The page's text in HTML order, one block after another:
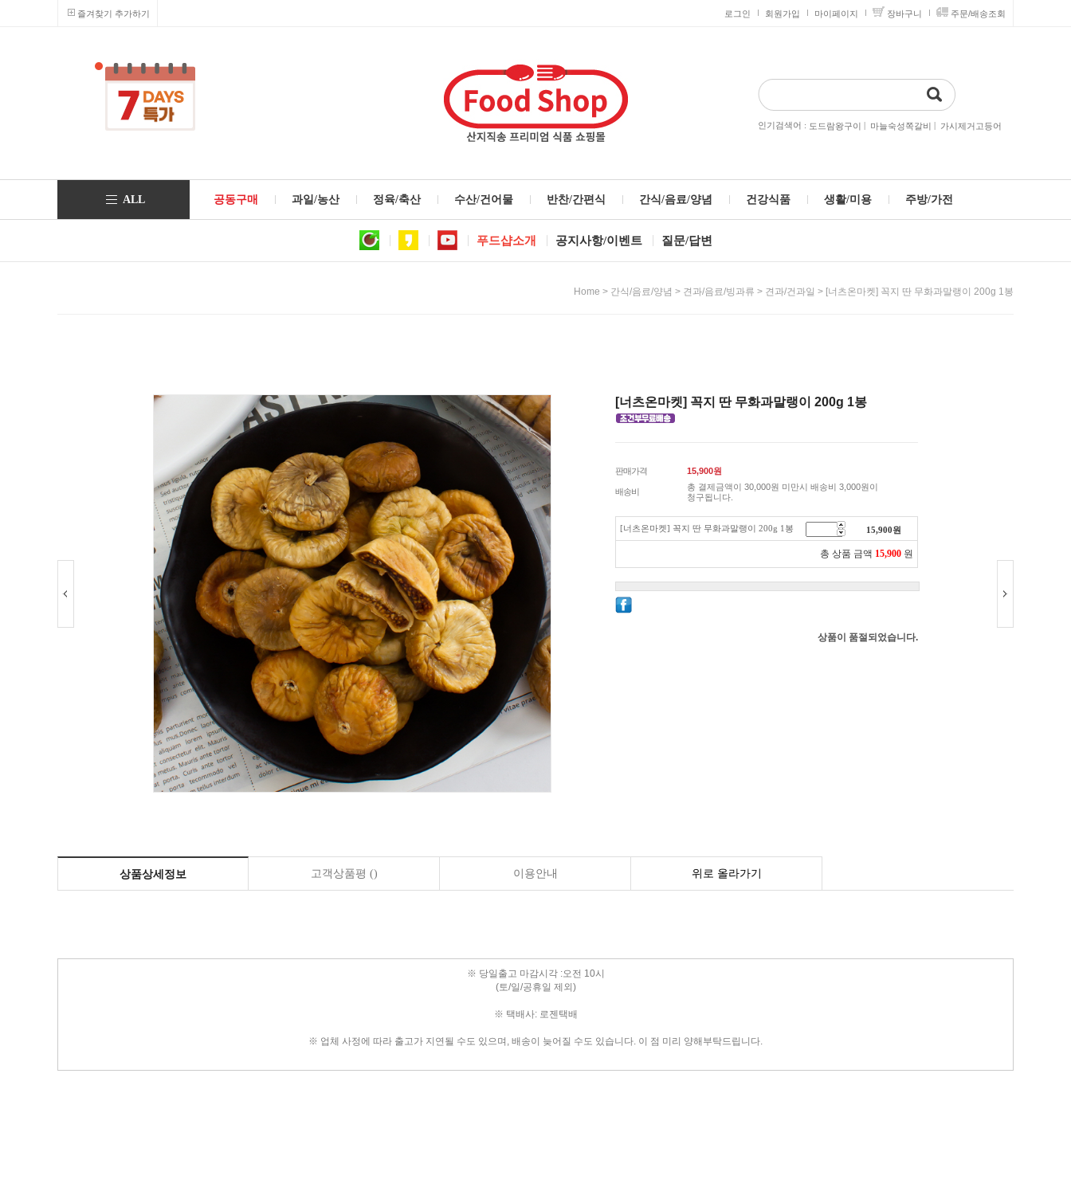
즐겨찾기 추가하기 로그인 회원가입 마이페이지 장바구니 주문/배송조회
인기검색어 : 도드람왕구이 | 마늘숙성쪽갈비 | 가시제거고등어
ALL 공동구매 과일/농산 정육/축산 수산/건어물 반찬/간편식 간식/음료/양념 건강식품 생활/미용 주방/가전
푸드샵소개 공지사항/이벤트 질문/답변
Home > 간식/음료/양념 > 견과/음료/빙과류 > 견과/건과일 > [너츠온마켓] 꼭지 딴 무화과말랭이 200g 1봉
[너츠온마켓] 꼭지 딴 무화과말랭이 200g 1봉
판매가격 15,900원
배송비
총 결제금액이 30,000원 미만시 배송비 3,000원이
청구됩니다.
[너츠온마켓] 꼭지 딴 무화과말랭이 200g 1봉 15,900원
총 상품 금액 15,900 원
상품이 품절되었습니다.
상품상세정보 고객상품평 () 이용안내 위로 올라가기
※ 당일출고 마감시각 :오전 10시
(토/일/공휴일 제외)
※ 택배사: 로젠택배
※ 업체 사정에 따라 출고가 지연될 수도 있으며, 배송이 늦어질 수도 있습니다. 이 점 미리 양해부탁드립니다.